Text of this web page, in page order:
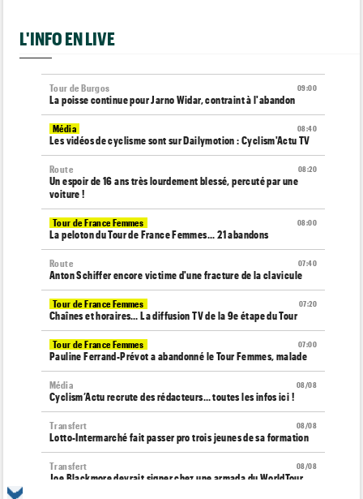
L'INFO EN LIVE
09:00
Tour de Burgos
La poisse continue pour Jarno Widar, contraint à l'abandon
08:40
Média
Les vidéos de cyclisme sont sur Dailymotion : Cyclism'Actu TV
08:20
Route
Un espoir de 16 ans très lourdement blessé, percuté par une
voiture !
08:00
Tour de France Femmes
La peloton du Tour de France Femmes... 21 abandons
07:40
Route
Anton Schiffer encore victime d'une fracture de la clavicule
07:20
Tour de France Femmes
Chaînes et horaires… La diffusion TV de la 9e étape du Tour
07:00
Tour de France Femmes
Pauline Ferrand-Prévot a abandonné le Tour Femmes, malade
08/08
Média
Cyclism’Actu recrute des rédacteurs… toutes les infos ici !
08/08
Transfert
Lotto-Intermarché fait passer pro trois jeunes de sa formation
08/08
Transfert
Joe Blackmore devrait signer chez une armada du WorldTour